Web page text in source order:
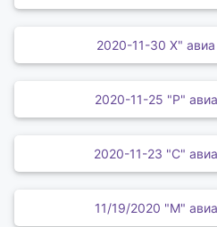
2020-11-30 Х" авиа
2020-11-25 "Р"
2020-11-23 "С" авиа
11/19/2020 "М" авиа